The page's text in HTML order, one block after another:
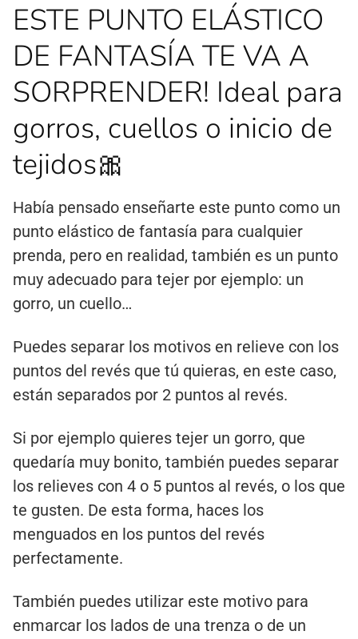
ESTE PUNTO ELÁSTICO
DE FANTASÍA TE VA A
SORPRENDER! Ideal para
gorros, cuellos o inicio de
tejidos🎀
Había pensado enseñarte este punto como un
punto elástico de fantasía para cualquier
prenda, pero en realidad, también es un punto
muy adecuado para tejer por ejemplo: un
gorro, un cuello…
Puedes separar los motivos en relieve con los
puntos del revés que tú quieras, en este caso,
están separados por 2 puntos al revés.
Si por ejemplo quieres tejer un gorro, que
quedaría muy bonito, también puedes separar
los relieves con 4 o 5 puntos al revés, o los que
te gusten. De esta forma, haces los
menguados en los puntos del revés
perfectamente.
También puedes utilizar este motivo para
enmarcar los lados de una trenza o de un